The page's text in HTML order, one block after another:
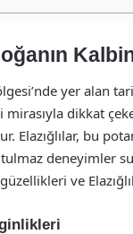
yer alan
dikkat
Elazığlılar, bu
deneyimler
ve